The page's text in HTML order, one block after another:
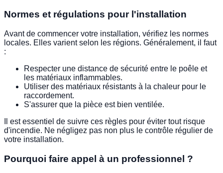
Normes et régulations pour l'installation
Avant de commencer votre installation, vérifiez les normes
locales. Elles varient selon les régions. Généralement, il faut
:
Respecter une distance de sécurité entre le poêle et
les matériaux inflammables.
Utiliser des matériaux résistants à la chaleur pour le
raccordement.
S'assurer que la pièce est bien ventilée.
Il est essentiel de suivre ces règles pour éviter tout risque
d'incendie. Ne négligez pas non plus le contrôle régulier de
votre installation.
Pourquoi faire appel à un professionnel ?